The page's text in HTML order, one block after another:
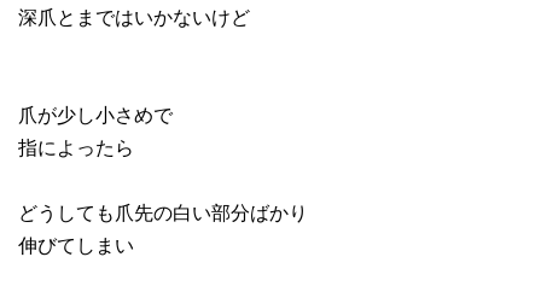
深爪とまではいかないけど
爪が少し小さめで
指によったら
どうしても爪先の白い部分ばかり
伸びてしまい